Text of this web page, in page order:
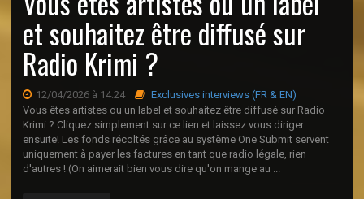
et souhaitez être diffusé sur
Radio Krimi ?
12/04/2026 à 14:24
Exclusives interviews (FR & EN)
Vous êtes artistes ou un label et souhaitez être diffusé sur Radio
Krimi ? Cliquez simplement sur ce lien et laissez vous diriger
ensuite! Les fonds récoltés grâce au système One Submit servent
uniquement à payer les factures en tant que radio légale, rien
d'autres ! (On aimerait bien vous dire qu'on mange au ...